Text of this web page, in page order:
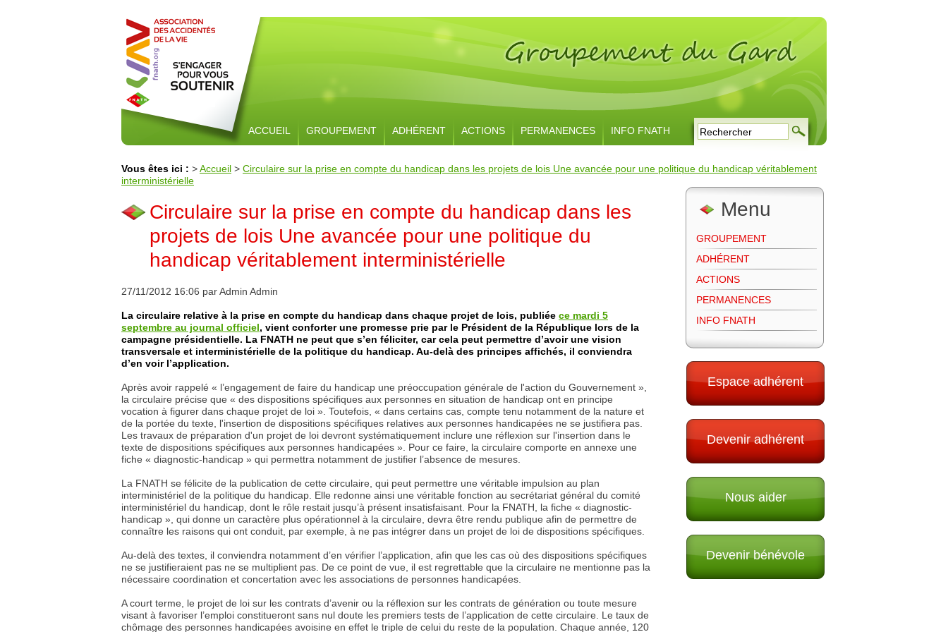
ACCUEIL GROUPEMENT ADHÉRENT ACTIONS PERMANENCES INFO FNATH
Vous êtes ici : >Accueil > Circulaire sur la prise en compte du handicap dans les projets de lois Une avancée pour une politique du handicap véritablement
interministérielle
Circulaire sur la prise en compte du handicap dans les
projets de lois Une avancée pour une politique du
handicap véritablement interministérielle
27/11/2012 16:06 par Admin Admin
La circulaire relative à la prise en compte du handicap dans chaque projet de lois, publiée ce mardi 5
septembre au journal officiel, vient conforter une promesse prie par le Président de la République lors de la
campagne présidentielle. La FNATH ne peut que s’en féliciter, car cela peut permettre d’avoir une vision
transversale et interministérielle de la politique du handicap. Au-delà des principes affichés, il conviendra
d’en voir l’application.
Après avoir rappelé « l’engagement de faire du handicap une préoccupation générale de l'action du Gouvernement »,
la circulaire précise que « des dispositions spécifiques aux personnes en situation de handicap ont en principe
vocation à figurer dans chaque projet de loi ». Toutefois, « dans certains cas, compte tenu notamment de la nature et
de la portée du texte, l'insertion de dispositions spécifiques relatives aux personnes handicapées ne se justifiera pas.
Les travaux de préparation d'un projet de loi devront systématiquement inclure une réflexion sur l'insertion dans le
texte de dispositions spécifiques aux personnes handicapées ». Pour ce faire, la circulaire comporte en annexe une
fiche « diagnostic-handicap » qui permettra notamment de justifier l’absence de mesures.
La FNATH se félicite de la publication de cette circulaire, qui peut permettre une véritable impulsion au plan
interministériel de la politique du handicap. Elle redonne ainsi une véritable fonction au secrétariat général du comité
interministériel du handicap, dont le rôle restait jusqu’à présent insatisfaisant. Pour la FNATH, la fiche « diagnostic-
handicap », qui donne un caractère plus opérationnel à la circulaire, devra être rendu publique afin de permettre de
connaître les raisons qui ont conduit, par exemple, à ne pas intégrer dans un projet de loi de dispositions spécifiques.
Au-delà des textes, il conviendra notamment d’en vérifier l’application, afin que les cas où des dispositions spécifiques
ne se justifieraient pas ne se multiplient pas. De ce point de vue, il est regrettable que la circulaire ne mentionne pas la
nécessaire coordination et concertation avec les associations de personnes handicapées.
A court terme, le projet de loi sur les contrats d’avenir ou la réflexion sur les contrats de génération ou toute mesure
visant à favoriser l’emploi constitueront sans nul doute les premiers tests de l’application de cette circulaire. Le taux de
chômage des personnes handicapées avoisine en effet le triple de celui du reste de la population. Chaque année, 120
Menu
GROUPEMENT
ADHÉRENT
ACTIONS
PERMANENCES
INFO FNATH
Espace adhérent
Devenir adhérent
Nous aider
Devenir bénévole